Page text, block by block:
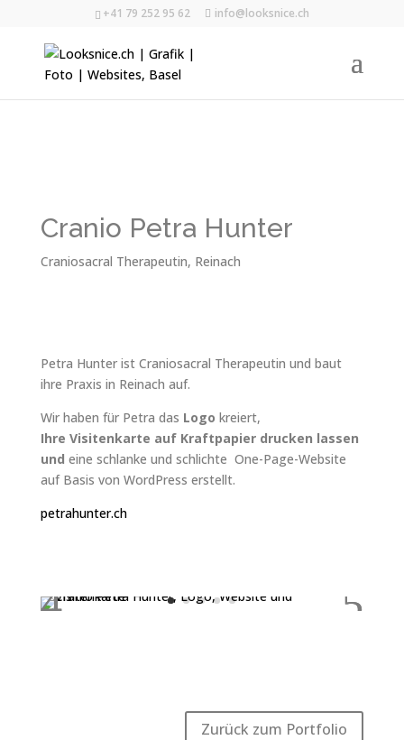
+41 79 252 95 62 info@looksnice.ch
Cranio Petra Hunter
Craniosacral Therapeutin, Reinach
Petra Hunter ist Craniosacral Therapeutin und baut
ihre Praxis in Reinach auf.
Wir haben für Petra das Logo kreiert,
Ihre Visitenkarte auf Kraftpapier drucken lassen
und eine schlanke und schlichte One-Page-Website
auf Basis von WordPress erstellt.
petrahunter.ch
Zurück zum Portfolio